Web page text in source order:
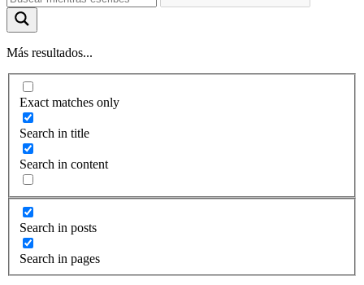
Más resultados...
Exact matches only
Search in title
Search in content
Search in posts
Search in pages